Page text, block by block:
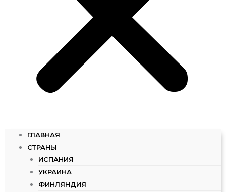
ГЛАВНАЯ
СТРАНЫ
ИСПАНИЯ
УКРАИНА
ФИНЛЯНДИЯ